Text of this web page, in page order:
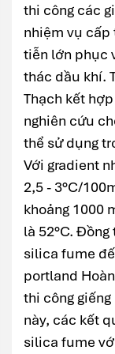
thi công các
nhiệm vụ cấp
tiễn lớn phục
thác dầu khí.
Thạch kết
nghiên cứu
thể sử dụng
Với gradient
2,5 - 3°C/
khoảng 1000
là 52°C.
silica fume
portland
thi công
này, các kết
silica fume